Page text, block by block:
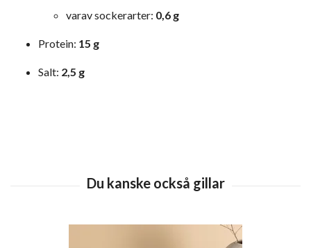
varav sockerarter: 0,6 g
Protein: 15 g
Salt: 2,5 g